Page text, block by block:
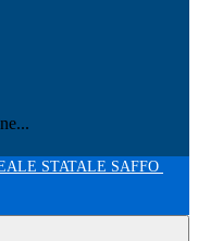
STATALE SAFFO